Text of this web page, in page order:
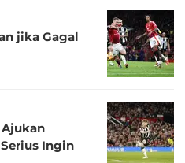
jika Gagal
Ingin